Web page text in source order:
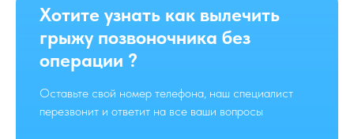
Хотите узнать как вылечить
грыжу позвоночника без
операции ?
Оставьте свой номер телефона, наш специалист
перезвонит и ответит на все ваши вопросы